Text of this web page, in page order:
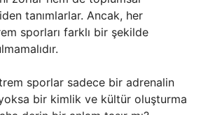
tanımlarlar. Ancak, her
sporları farklı bir şekilde
sporlar sadece bir adrenalin
yoksa bir kimlik ve kültür oluşturma